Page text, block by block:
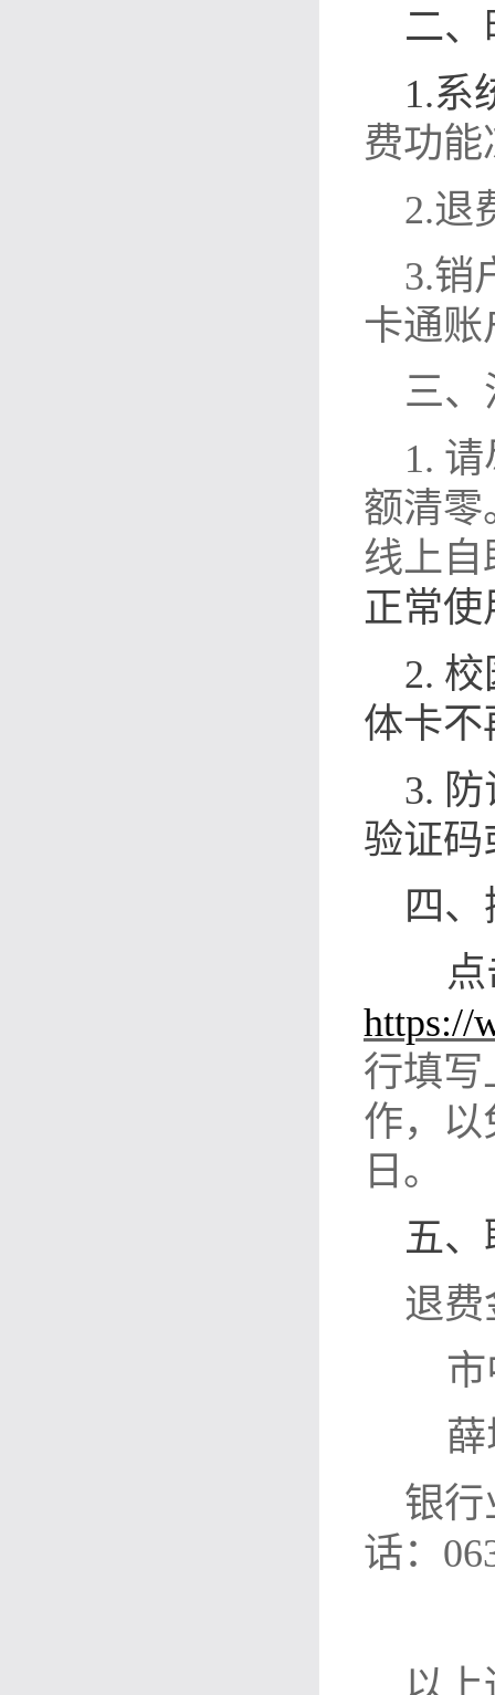
二
1.系
费功
2.退
3.销
卡通
三
1. 请
额清零
线上自
正常
2.
体卡不
3.
验证码
四
https://
行填写
作，以
日。
五
退
银行
话：
以